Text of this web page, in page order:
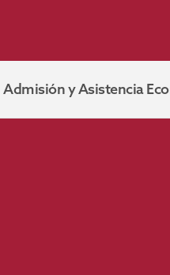
Admisión y Asistencia